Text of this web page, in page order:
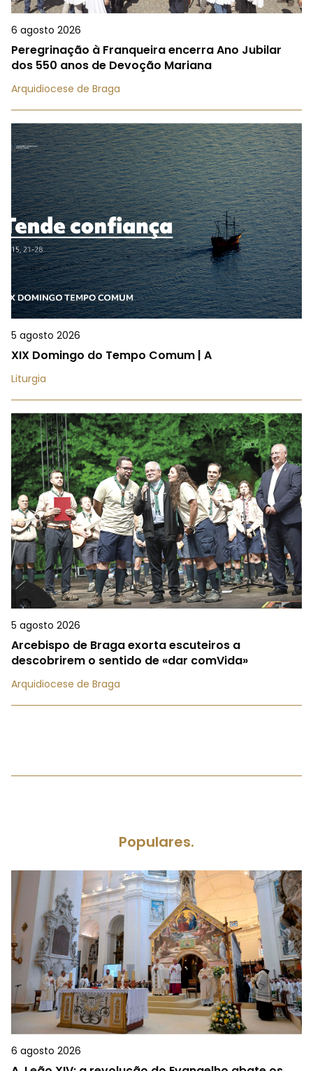
6 agosto 2026
Peregrinação à Franqueira encerra Ano Jubilar
dos 550 anos de Devoção Mariana
Arquidiocese de Braga
5 agosto 2026
XIX Domingo do Tempo Comum | A
Liturgia
5 agosto 2026
Arcebispo de Braga exorta escuteiros a
descobrirem o sentido de «dar comVida»
Arquidiocese de Braga
Populares.
6 agosto 2026